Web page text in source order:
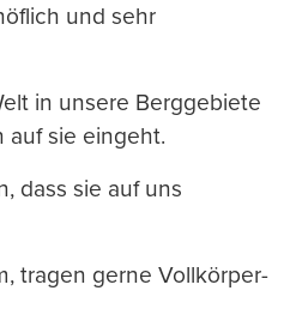
und sehr
in unsere Berggebiete
auf sie eingeht.
dass sie auf uns
tragen gerne Vollkörper-